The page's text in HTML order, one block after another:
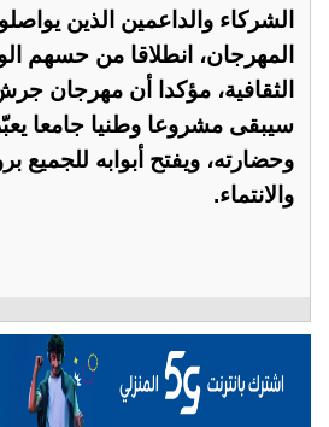
الشركاء والداعمين الذين
المهرجان، انطلاقا من حسهم
الثقافية، مؤكدا أن مهرجان
سيبقى مشروعا وطنيا جامعا
وحضارته، ويفتح أبوابه للجميع
والانتماء.